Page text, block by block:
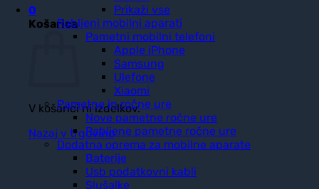
0
Košarica
V košarici ni izdelkov.
Nazaj v trgovino
Prikaži vse
Rabljeni mobilni aparati
Pametni mobilni telefoni
Apple iPhone
Samsung
Ulefone
Xiaomi
Pametne in ročne ure
Nove pametne ročne ure
Rabljene pametne ročne ure
Dodatna oprema za mobilne aparate
Baterije
Usb podatkovni kabli
Slušalke